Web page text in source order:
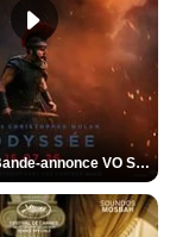
L'Odyssée Bande-annonce VO STFR